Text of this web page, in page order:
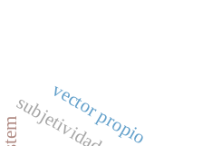
subjetividad
vector propio